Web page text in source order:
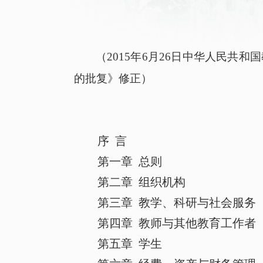
（2015年6月26 日中华人民共和
的批复》修正）
序 言
第一章 总则
第二章 组织机构
第三章 教学、科研与社会服务
第四章 教师与其他教育工作者
第五章 学生